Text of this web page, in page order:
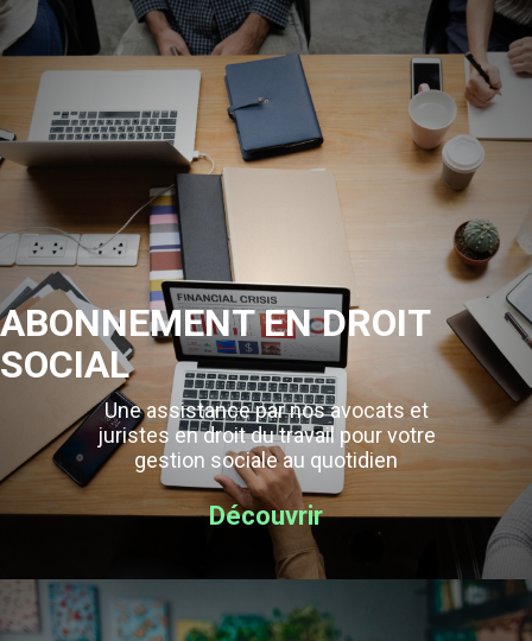
ABONNEMENT EN DROIT
SOCIAL
Une assistance par nos avocats et
juristes en droit du travail pour votre
gestion sociale au quotidien
Découvrir